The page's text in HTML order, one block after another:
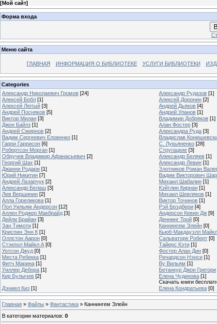
[Мой сайт]
Форма входа
Меню сайта
ГЛАВНАЯ ИНФОРМАЦИЯ О БИБЛИОТЕКЕ УСЛУГИ БИБЛИОТЕКИ
Categories
Александр Николаевич Громов [24] Александр Рудазов [1]
Алексей Бобл [1] Алексей Доронин [2]
Алексей Лютый [3] Андрей Дьяков [4]
Андрей Посняков [5] Андрей Уланов [1]
Виктор Милан [3] Владимир Добряков [1]
Джон Байлз [1] Алан Фостер [3]
Андрей Смирнов [2] Александра Руда [3]
Вадим Сергеевич Еловенко [1]
Владислав
Гарри Гаррисон [6] С. Лукьяненко [28]
Робертсон Морган [1] Стругацкие [3]
Обручев Владимир Афанасьевич [2] Александр Беляев [1]
Георгий Шах [1] Александр Левин [1]
Джанни Родари [1]
Злотников Роман
Юрий Никитин [7]
Вадим Викторович
Андрей Лазарчук [2] Михаил Шабалин [1]
Александр Белаш [3] Кэйтлин Кирнан [1]
Лев Вершинин [2] Михаил Шевляков [1]
Алла Гореликова [1] Виктор Точинов [1]
Пол Уильям Андерсон [12] Рэй Брэдбери [4]
Аллен Роджер Макбрайд [3] Андерсон Кевин Дж [9]
Дейли Брайан [3] Деннинг Трой [0]
Зан Тимоти [1] Каннингем Элейн [0]
Криспин Энн К [1]
Кьюб-Макдауэлл Майкл
Оллстон Аарон [0] Сальваторе Роберт [0]
Стэкпол Майкл А [0] Тайерс Кэти [1]
Уотсон Джуд [0] Фостер Алан Дин [0]
Места Ребекка [1] Ричардсон Нэнси [1]
Фитч Марина [1] Ву Вильям [1]
Уиллер Дебора [1]
Бетанкур Джон Грегори
Кир Булычев [2] Елена Чудинова [1]
Скачать книги
Дэниел Киз [1] Елена Кондратьева [0]
Главная » Файлы » Фантастика » Каннингем Элейн
В категории материалов: 0